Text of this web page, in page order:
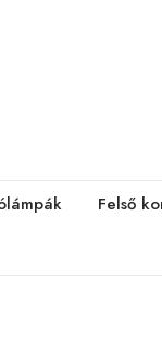
Felső